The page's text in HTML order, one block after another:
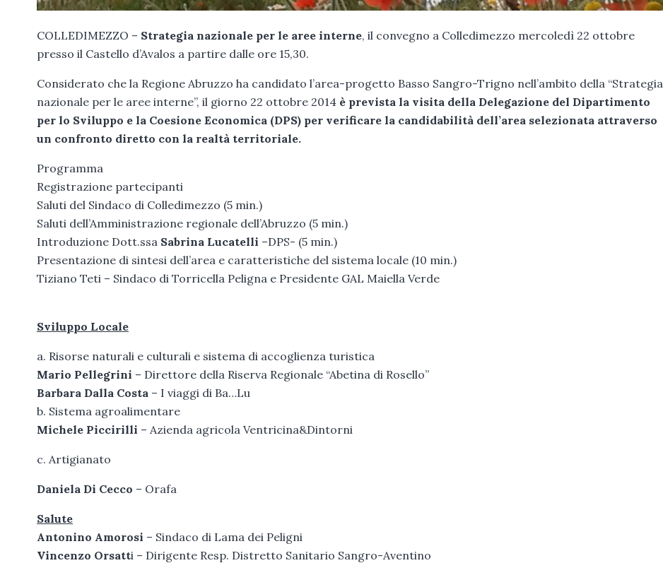
COLLEDIMEZZO – Strategia nazionale per le aree interne, il convegno a Colledimezzo mercoledì 22 ottobre
presso il Castello d’Avalos a partire dalle ore 15,30.
Considerato che la Regione Abruzzo ha candidato l’area-progetto Basso Sangro-Trigno nell’ambito della “Strategia
nazionale per le aree interne”, il giorno 22 ottobre 2014 è prevista la visita della Delegazione del Dipartimento
per lo Sviluppo e la Coesione Economica (DPS) per verificare la candidabilità dell’area selezionata attraverso
un confronto diretto con la realtà territoriale.
Programma
Registrazione partecipanti
Saluti del Sindaco di Colledimezzo (5 min.)
Saluti dell’Amministrazione regionale dell’Abruzzo (5 min.)
Introduzione Dott.ssa Sabrina Lucatelli –DPS- (5 min.)
Presentazione di sintesi dell’area e caratteristiche del sistema locale (10 min.)
Tiziano Teti – Sindaco di Torricella Peligna e Presidente GAL Maiella Verde
Sviluppo Locale
a. Risorse naturali e culturali e sistema di accoglienza turistica
Mario Pellegrini – Direttore della Riserva Regionale “Abetina di Rosello”
Barbara Dalla Costa – I viaggi di Ba…Lu
b. Sistema agroalimentare
Michele Piccirilli – Azienda agricola Ventricina&Dintorni
c. Artigianato
Daniela Di Cecco – Orafa
Salute
Antonino Amorosi – Sindaco di Lama dei Peligni
Vincenzo Orsatti – Dirigente Resp. Distretto Sanitario Sangro-Aventino